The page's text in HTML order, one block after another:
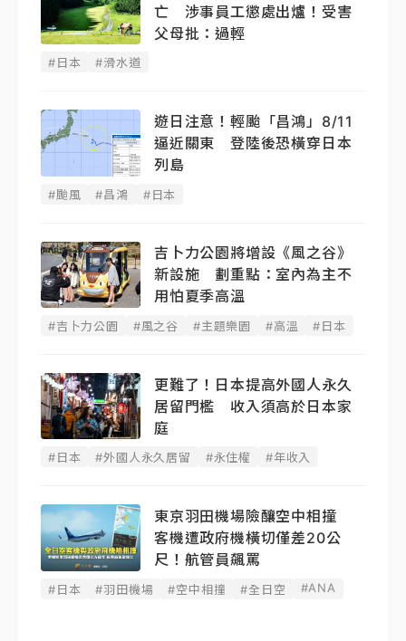
亡 涉事員工懲處出爐！受害
父母批：過輕
#日本 #滑水道
遊日注意！輕颱「昌鴻」8/11
逼近關東 登陸後恐橫穿日本
列島
#颱風 #昌鴻 #日本
吉卜力公園將增設《風之谷》
新設施 劃重點：室內為主不
用怕夏季高溫
#吉卜力公園 #風之谷 #主題樂園 #高溫 #日本
更難了！日本提高外國人永久
居留門檻 收入須高於日本家
庭
#日本 #外國人永久居留 #永住權 #年收入
東京羽田機場險釀空中相撞
客機遭政府機橫切僅差20公
尺！航管員飆罵
#日本 #羽田機場 #空中相撞 #全日空 #ANA